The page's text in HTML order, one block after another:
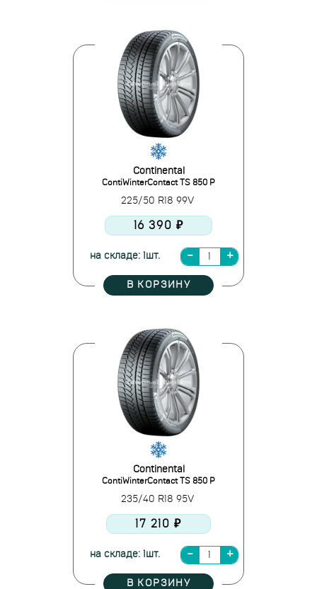
Continental
ContiWinterContact TS 850 P
225/50 R18 99V
16 390 ₽
на складе: 1шт.
В КОРЗИНУ
Continental
ContiWinterContact TS 850 P
235/40 R18 95V
17 210 ₽
на складе: 1шт.
В КОРЗИНУ